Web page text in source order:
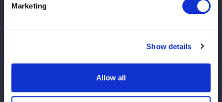
Marketing
Show details
Allow all